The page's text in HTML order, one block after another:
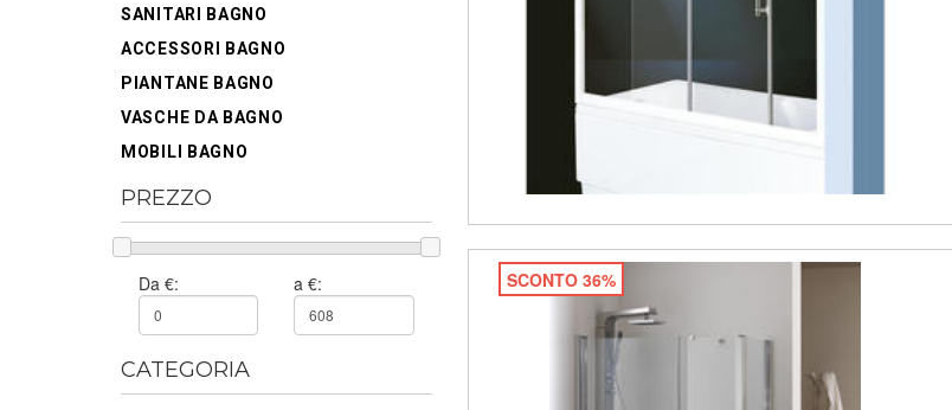
SANITARI BAGNO
ACCESSORI BAGNO
PIANTANE BAGNO
VASCHE DA BAGNO
MOBILI BAGNO
PREZZO
Da €: a €:
CATEGORIA
SCONTO 36%